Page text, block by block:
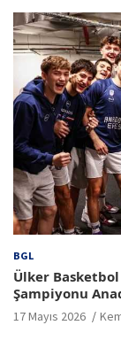
BGL
Ülker Basketbol
Şampiyonu
17 Mayıs 2026